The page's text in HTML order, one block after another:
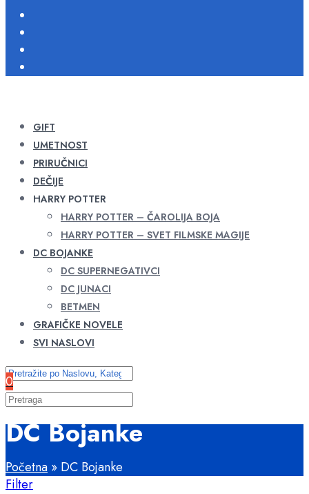
GIFT
UMETNOST
PRIRUČNICI
DEČIJE
HARRY POTTER
HARRY POTTER – ČAROLIJA BOJA
HARRY POTTER – SVET FILMSKE MAGIJE
DC BOJANKE
DC SUPERNEGATIVCI
DC JUNACI
BETMEN
GRAFIČKE NOVELE
SVI NASLOVI
0
DC Bojanke
Početna » DC Bojanke
Filter